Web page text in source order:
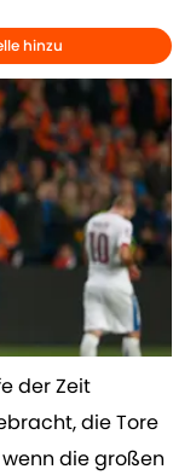
hinzu
der Zeit
die Tore
die großen